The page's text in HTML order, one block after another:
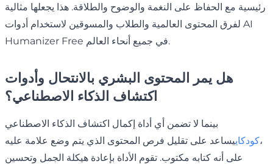
رئيسية مع الحفاظ على النغمة والوضوح والطلاقة. هذا يجعلها مثالية
لفرق المحتوى العالمية والطلاب والمسوقين لاستخدام أدوات AI
Humanizer Free في جميع أنحاء العالم.
هل يمر المحتوى البشري بالانتحال وأدوات
اكتشاف الذكاء الاصطناعي؟
بينما لا تضمن أي أداة إكمال اكتشاف الذكاء الاصطناعي
،كودكاييساعد على تقليل فرص المحتوى الذي يتم وضع علامة عليه
على أنه كتابه مكتوب. تقوم الأداة بإعادة هيكلة الجمل وتحسين